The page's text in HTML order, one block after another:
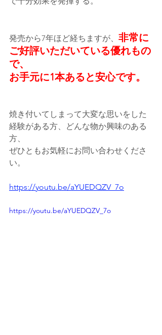
発売から7年ほど経ちますが、 非常に
ご好評いただいている優れもの
で、
お手元に1本あると安心です。
焼き付いてしまって大変な思いをした
経験がある方、どんな物か興味のある
方、
ぜひともお気軽にお問い合わせくださ
い。
https://youtu.be/aYUEDQZV_7o
https://youtu.be/aYUEDQZV_7o